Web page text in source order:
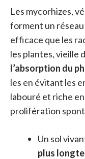
Les mycorhizes,
forment un
efficace que les
les plantes, vieille
l’absorption du
les en évitant les
labouré et riche
prolifération
Un sol
plus